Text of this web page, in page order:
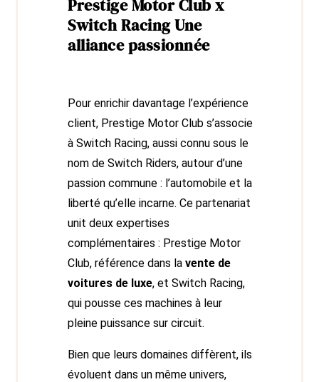
Prestige Motor Club x
Switch Racing Une
alliance passionnée
Pour enrichir davantage l’expérience
client, Prestige Motor Club s’associe
à Switch Racing, aussi connu sous le
nom de Switch Riders, autour d’une
passion commune : l’automobile et la
liberté qu’elle incarne. Ce partenariat
unit deux expertises
complémentaires : Prestige Motor
Club, référence dans lavente de
voitures de luxe, et Switch Racing,
qui pousse ces machines à leur
pleine puissance sur circuit.
Bien que leurs domaines diffèrent, ils
évoluent dans un même univers,